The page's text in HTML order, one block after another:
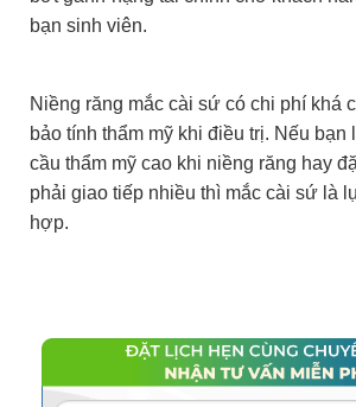
bạn sinh viên.
Niềng răng mắc cài sứ có chi phí khá
bảo tính thẩm mỹ khi điều trị. Nếu
cầu thẩm mỹ cao khi niềng răng hay
phải giao tiếp nhiều thì mắc cài sứ là
hợp.